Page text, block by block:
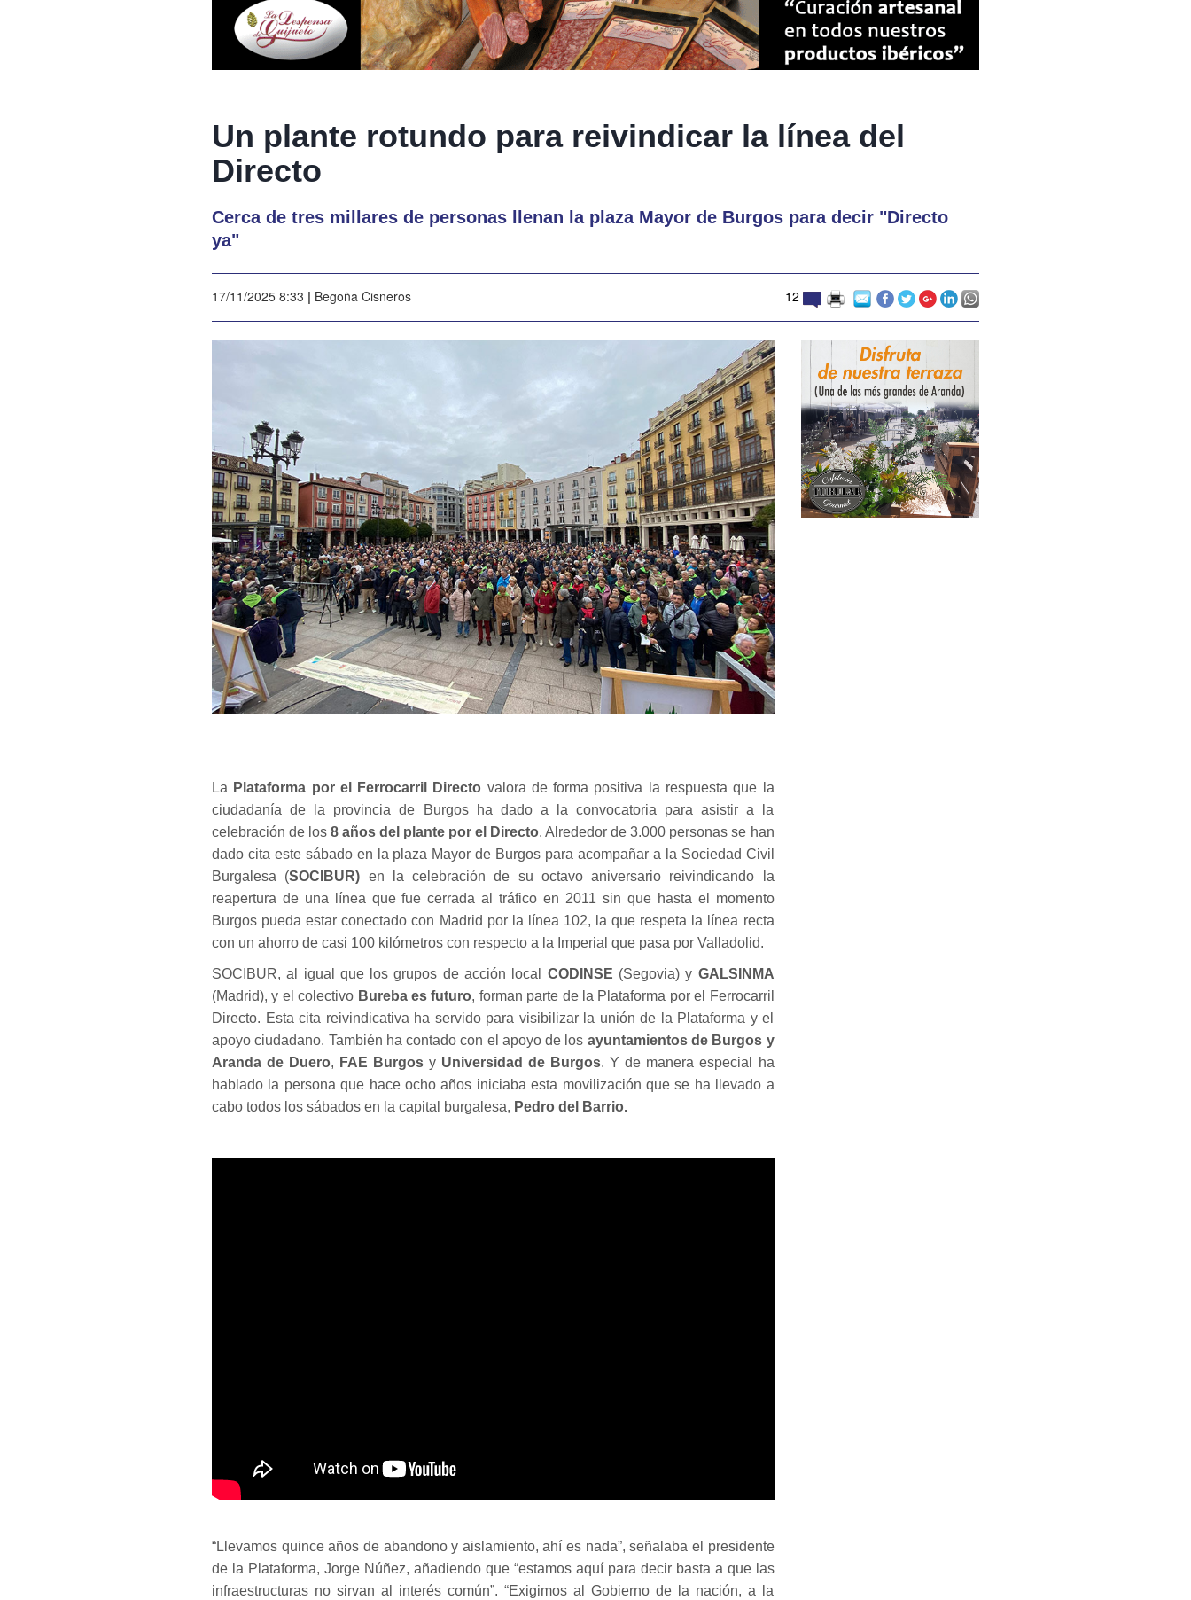
Un plante rotundo para reivindicar la línea del
Directo
Cerca de tres millares de personas llenan la plaza Mayor de Burgos para decir "Directo
ya"
17/11/2025 8:33 | Begoña Cisneros 12
La Plataforma por el Ferrocarril Directo valora de forma positiva la respuesta que la
ciudadanía de la provincia de Burgos ha dado a la convocatoria para asistir a la
celebración de los8 años del plante por el Directo. Alrededor de 3.000 personas se han
dado cita este sábado en la plaza Mayor de Burgos para acompañar a la Sociedad Civil
Burgalesa (SOCIBUR) en la celebración de su octavo aniversario reivindicando la
reapertura de una línea que fue cerrada al tráfico en 2011 sin que hasta el momento
Burgos pueda estar conectado con Madrid por la línea 102, la que respeta la línea recta
con un ahorro de casi 100 kilómetros con respecto a la Imperial que pasa por Valladolid.
SOCIBUR, al igual que los grupos de acción local CODINSE (Segovia) y GALSINMA
(Madrid), y el colectivo Bureba es futuro, forman parte de la Plataforma por el Ferrocarril
Directo. Esta cita reivindicativa ha servido para visibilizar la unión de la Plataforma y el
apoyo ciudadano. También ha contado con el apoyo de los ayuntamientos de Burgos y
Aranda de Duero, FAE Burgosy Universidad de Burgos. Y de manera especial ha
hablado la persona que hace ocho años iniciaba esta movilización que se ha llevado a
cabo todos los sábados en la capital burgalesa, Pedro del Barrio.
“Llevamos quince años de abandono y aislamiento, ahí es nada”, señalaba el presidente
de la Plataforma, Jorge Núñez, añadiendo que “estamos aquí para decir basta a que las
infraestructuras no sirvan al interés común”. “Exigimos al Gobierno de la nación, a la